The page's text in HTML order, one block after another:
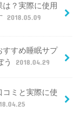
？実際に使用
2018.05.09
すすめ睡眠サプ
う
2018.04.29
コミと実際に使